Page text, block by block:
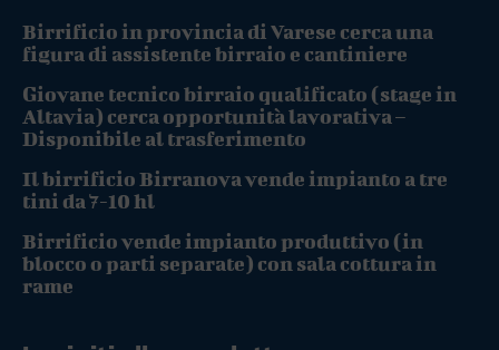
Birrificio in provincia di Varese cerca una
figura di assistente birraio e cantiniere
Giovane tecnico birraio qualificato (stage in
Altavia) cerca opportunità lavorativa –
Disponibile al trasferimento
Il birrificio Birranova vende impianto a tre
tini da 7-10 hl
Birrificio vende impianto produttivo (in
blocco o parti separate) con sala cottura in
rame